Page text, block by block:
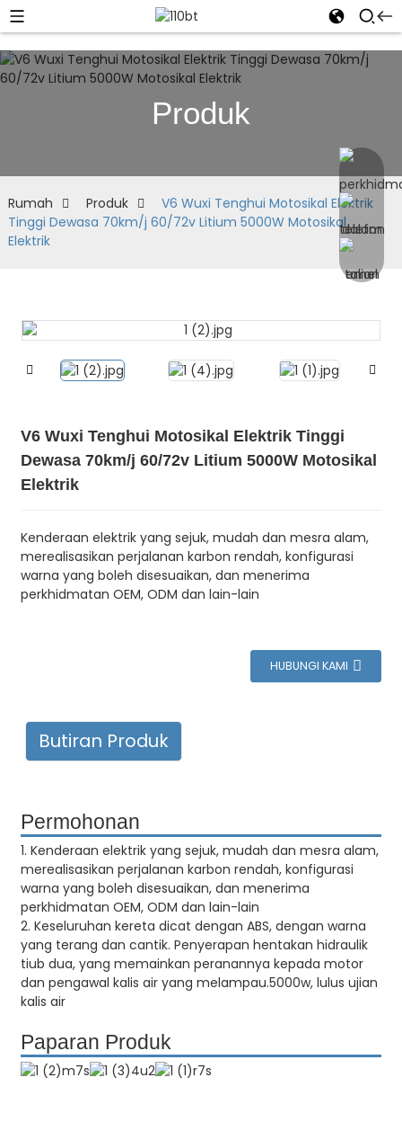
Produk
Rumah Produk
V6 Wuxi Tenghui Motosikal Elektrik
Tinggi Dewasa 70km/j 60/72v Litium 5000W Motosikal
Elektrik
V6 Wuxi Tenghui Motosikal Elektrik Tinggi
Dewasa 70km/j 60/72v Litium 5000W Motosikal
Elektrik
Kenderaan elektrik yang sejuk, mudah dan mesra alam,
merealisasikan perjalanan karbon rendah, konfigurasi
warna yang boleh disesuaikan, dan menerima
perkhidmatan OEM, ODM dan lain-lain
HUBUNGI KAMI
Butiran Produk
Permohonan
1. Kenderaan elektrik yang sejuk, mudah dan mesra alam,
merealisasikan perjalanan karbon rendah, konfigurasi
warna yang boleh disesuaikan, dan menerima
perkhidmatan OEM, ODM dan lain-lain
2. Keseluruhan kereta dicat dengan ABS, dengan warna
yang terang dan cantik. Penyerapan hentakan hidraulik
tiub dua, yang memainkan peranannya kepada motor
dan pengawal kalis air yang melampau.5000w, lulus ujian
kalis air
Paparan Produk